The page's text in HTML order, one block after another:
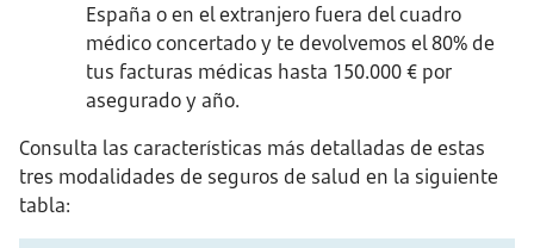
España o en el extranjero fuera del cuadro
médico concertado y te devolvemos el 80% de
tus facturas médicas hasta 150.000 € por
asegurado y año.
Consulta las características más detalladas de estas
tres modalidades de seguros de salud en la siguiente
tabla: